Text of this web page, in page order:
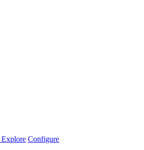
Explore Configure